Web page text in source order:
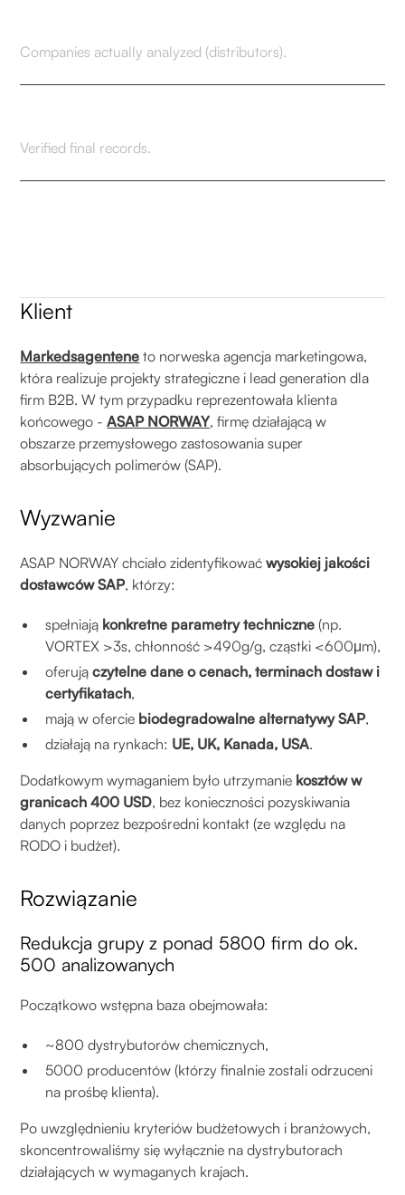
Companies actually analyzed (distributors).
Verified final records.
Klient
Markedsagentene to norweska agencja marketingowa,
która realizuje projekty strategiczne i lead generation dla
firm B2B. W tym przypadku reprezentowała klienta
końcowego -ASAP NORWAY, firmę działającą w
obszarze przemysłowego zastosowania super
absorbujących polimerów (SAP).
Wyzwanie
ASAP NORWAY chciało zidentyfikowaćwysokiej jakości
dostawców SAP, którzy:
spełniają konkretne parametry techniczne (np.
VORTEX >3s, chłonność >490g/g, cząstki <600μm),
oferujączytelne dane o cenach, terminach dostaw i
certyfikatach,
mają w ofercie biodegradowalne alternatywy SAP,
działają na rynkach: UE, UK, Kanada, USA.
Dodatkowym wymaganiem było utrzymanie kosztów w
granicach 400 USD, bez konieczności pozyskiwania
danych poprzez bezpośredni kontakt (ze względu na
RODO i budżet).
Rozwiązanie
Redukcja grupy z ponad 5800 firm do ok.
500 analizowanych
Początkowo wstępna baza obejmowała:
~800 dystrybutorów chemicznych,
5000 producentów (którzy finalnie zostali odrzuceni
na prośbę klienta).
Po uwzględnieniu kryteriów budżetowych i branżowych,
skoncentrowaliśmy się wyłącznie na dystrybutorach
działających w wymaganych krajach.